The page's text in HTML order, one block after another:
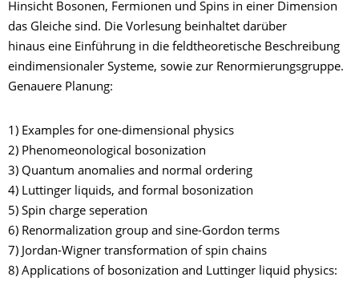
Hinsicht Bosonen, Fermionen und Spins in einer Dimension
das Gleiche sind. Die Vorlesung beinhaltet darüber
hinaus eine Einführung in die feldtheoretische Beschreibung
eindimensionaler Systeme, sowie zur Renormierungsgruppe.
Genauere Planung:
1) Examples for one-dimensional physics
2) Phenomeonological bosonization
3) Quantum anomalies and normal ordering
4) Luttinger liquids, and formal bosonization
5) Spin charge seperation
6) Renormalization group and sine-Gordon terms
7) Jordan-Wigner transformation of spin chains
8) Applications of bosonization and Luttinger liquid physics: